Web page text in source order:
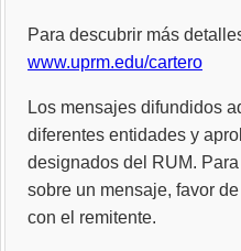
Para descubrir más
www.uprm.edu/cartero
Los mensajes difundidos
diferentes entidades y
designados del RUM.
sobre un mensaje, favor
con el remitente.